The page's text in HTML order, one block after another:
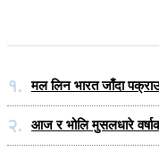
१. मल लिन भारत जाँदा
२. आज र भोलि मुसलधारे